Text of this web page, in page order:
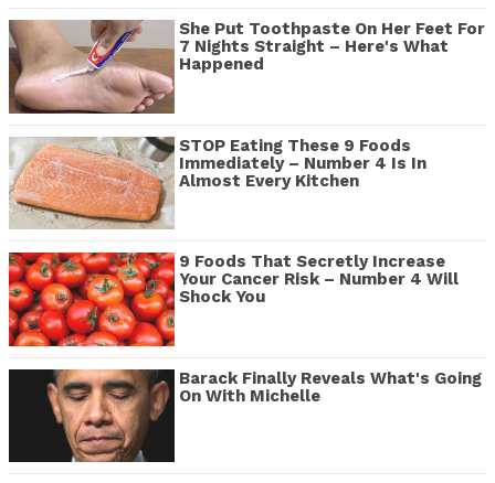
She Put Toothpaste On Her Feet For
7 Nights Straight – Here's What
Happened
STOP Eating These 9 Foods
Immediately – Number 4 Is In
Almost Every Kitchen
9 Foods That Secretly Increase
Your Cancer Risk – Number 4 Will
Shock You
Barack Finally Reveals What's Going
On With Michelle